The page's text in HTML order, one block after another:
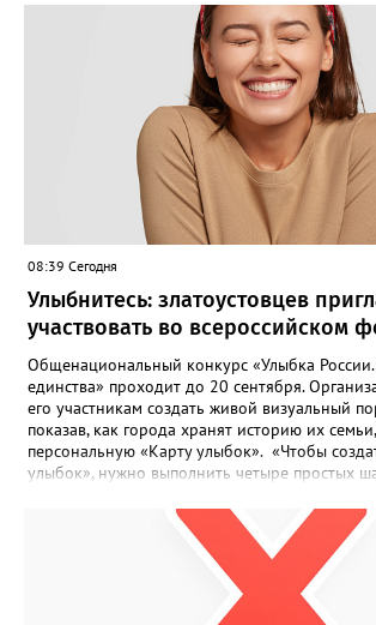
08:39 Сегодня
Улыбнитесь: златоустовцев
участвовать во всероссийском
Общенациональный конкурс «Улыбка
единства» проходит до 20 сентября.
его участникам создать живой визуальный
показав, как города хранят историю их
персональную «Карту улыбок». «Чтобы
улыбок», нужно выполнить четыре простых
улыбок»; загрузить фотографию с улыбкой –
одного человека, пары, семьи или нескольких
одном кадре; отметить один или несколько
связанных с историей семьи или важными
добавить подписи к городам, кратко